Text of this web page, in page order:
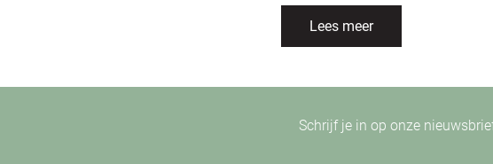
Lees meer
Schrijf je in op onze